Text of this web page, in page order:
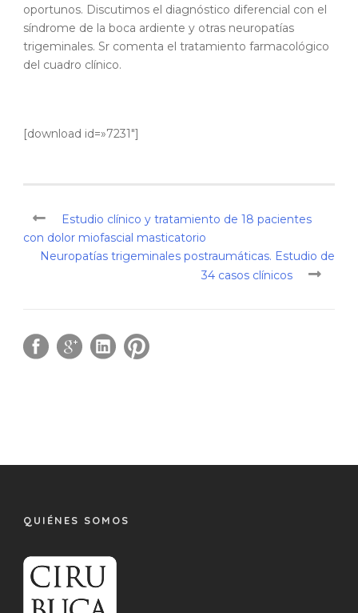
oportunos. Discutimos el diagnóstico diferencial con el
síndrome de la boca ardiente y otras neuropatías
trigeminales. Sr comenta el tratamiento farmacológico
del cuadro clínico.
[download id=»7231″]
Estudio clínico y tratamiento de 18 pacientes
con dolor miofascial masticatorio
Neuropatías trigeminales postraumáticas. Estudio de
34 casos clínicos
QUIÉNES SOMOS